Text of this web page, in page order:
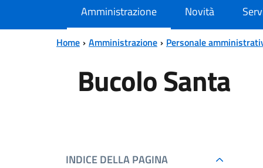
Amministrazione Novità
Home Amministrazione Personale
Bucolo Santa
INDICE DELLA PAGINA